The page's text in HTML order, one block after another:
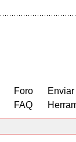
Foro
FAQ